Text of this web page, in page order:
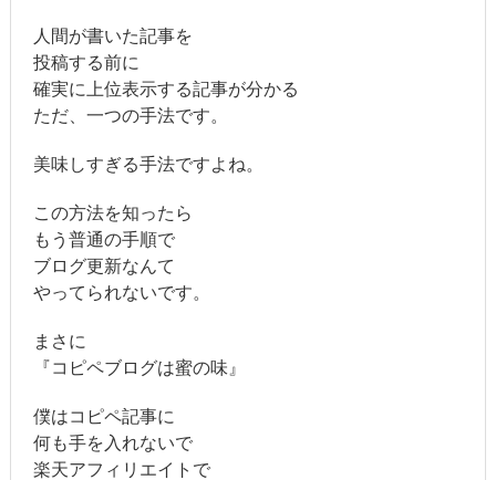
人間が書いた記事を
投稿する前に
確実に上位表示する記事が分かる
ただ、一つの手法です。
美味しすぎる手法ですよね。
この方法を知ったら
もう普通の手順で
ブログ更新なんて
やってられないです。
まさに
『コピペブログは蜜の味』
僕はコピペ記事に
何も手を入れないで
楽天アフィリエイトで